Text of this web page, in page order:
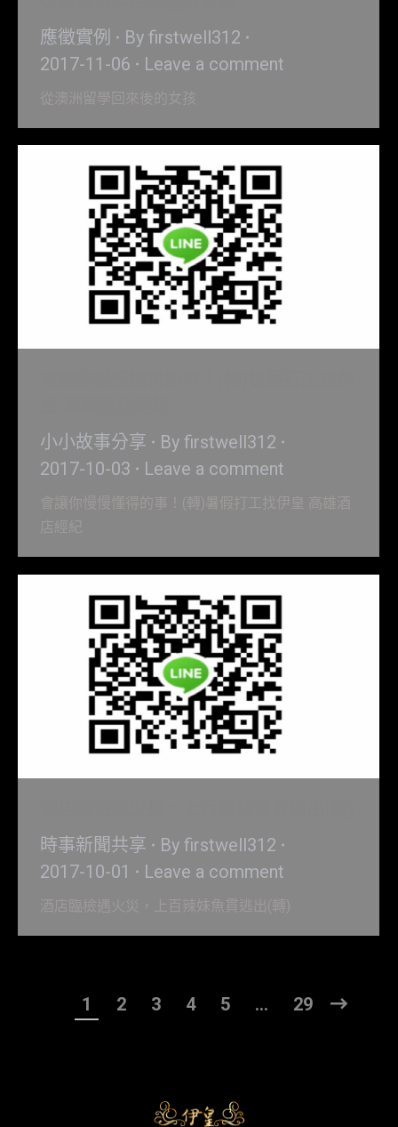
應徵實例 By firstwell312
2017-11-06
Leave a comment
從澳洲留學回來後的女孩
小小故事分享 By firstwell312
2017-10-03
Leave a comment
會讓你慢慢懂得的事！(轉)暑假打工找伊皇 高雄酒
店經紀
時事新聞共享 By firstwell312
2017-10-01
Leave a comment
酒店臨檢遇火災，上百辣妹魚貫逃出(轉)
1 2 3 4 5 … 29